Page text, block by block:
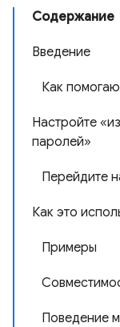
Содержание
Введение
Как
Настройте
паролей»
Перейдите
Как это
Примеры
Поведение